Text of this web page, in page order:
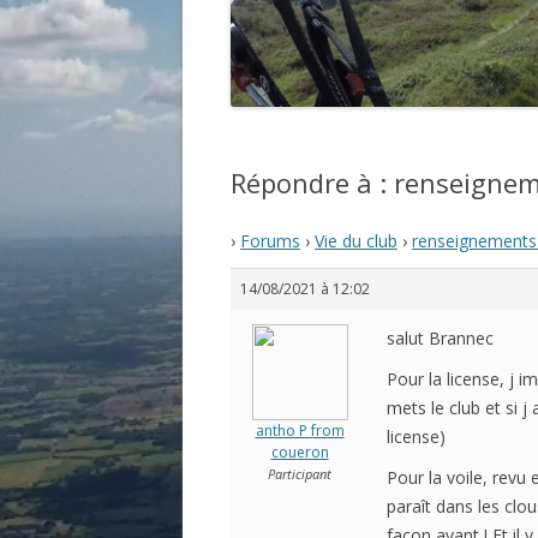
Répondre à :
› Forums › Vie du club ›
14/08/2021 à 12:02
antho P from
coueron
Participant
salut Brannec
Pour la license, j
mets le club et si j
license)
Pour la voile, revu
paraît dans les